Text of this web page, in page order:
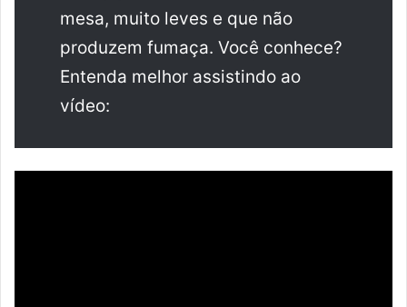
mesa, muito leves e que não
produzem fumaça. Você conhece?
Entenda melhor assistindo ao
vídeo: